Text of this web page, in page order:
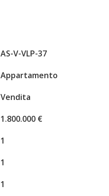
AS-V-VLP-37
Appartamento
Vendita
1.800.000 €
1
1
1